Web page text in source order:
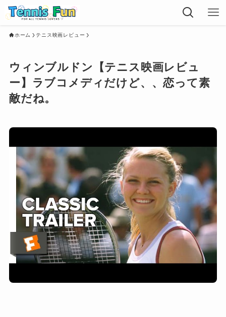
ホーム テニス映画レビュー
ウィンブルドン【テニス映画レビュ
ー】ラブコメディだけど、、恋って素
敵だね。